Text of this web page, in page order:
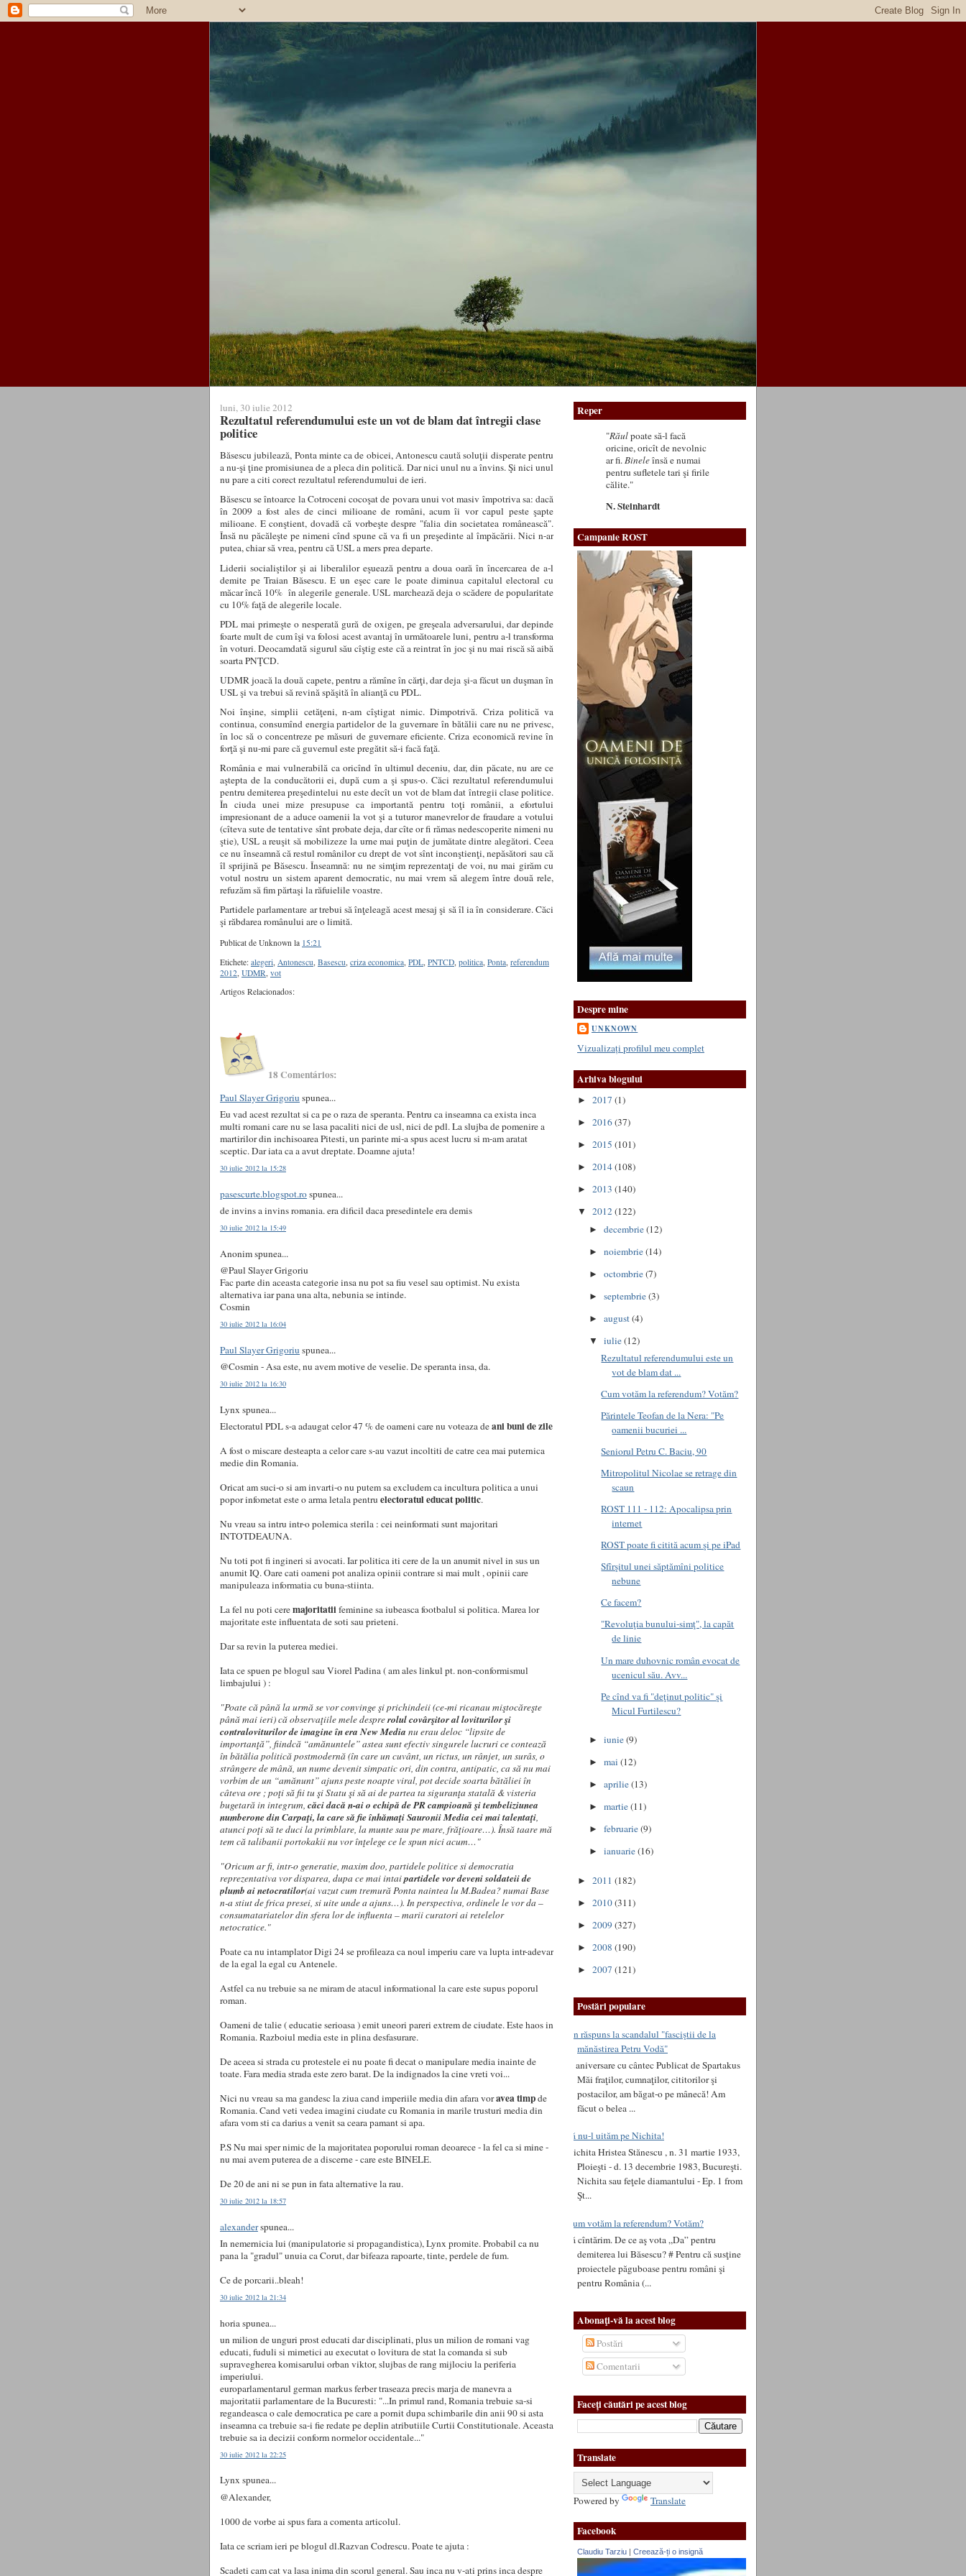
luni, 30 iulie 2012
Rezultatul referendumului este un vot de blam dat întregii clase
politice
Băsescu jubilează, Ponta minte ca de obicei, Antonescu caută soluţii disperate pentru
a nu-şi ţine promisiunea de a pleca din politică. Dar nici unul nu a învins. Şi nici unul
nu pare a citi corect rezultatul referendumului de ieri.
Băsescu se întoarce la Cotroceni cocoşat de povara unui vot masiv împotriva sa: dacă
în 2009 a fost ales de cinci milioane de români, acum îi vor capul peste şapte
milioane. E conştient, dovadă că vorbeşte despre "falia din societatea românească".
Însă nu păcăleşte pe nimeni cînd spune că va fi un preşedinte al împăcării. Nici n-ar
putea, chiar să vrea, pentru că USL a mers prea departe.
Liderii socialiştilor şi ai liberalilor eşuează pentru a doua oară în încercarea de a-l
demite pe Traian Băsescu. E un eşec care le poate diminua capitalul electoral cu
măcar încă 10% în alegerile generale. USL marchează deja o scădere de popularitate
cu 10% faţă de alegerile locale.
PDL mai primeşte o nesperată gură de oxigen, pe greşeala adversarului, dar depinde
foarte mult de cum îşi va folosi acest avantaj în următoarele luni, pentru a-l transforma
în voturi. Deocamdată sigurul său cîştig este că a reintrat în joc şi nu mai riscă să aibă
soarta PNŢCD.
UDMR joacă la două capete, pentru a rămîne în cărţi, dar deja şi-a făcut un duşman în
USL şi va trebui să revină spăşită în alianţă cu PDL.
Noi înşine, simplii cetăţeni, n-am cîştigat nimic. Dimpotrivă. Criza politică va
continua, consumînd energia partidelor de la guvernare în bătălii care nu ne privesc,
în loc să o concentreze pe măsuri de guvernare eficiente. Criza economică revine în
forţă şi nu-mi pare că guvernul este pregătit să-i facă faţă.
România e mai vulnerabilă ca oricînd în ultimul deceniu, dar, din păcate, nu are ce
aştepta de la conducătorii ei, după cum a şi spus-o. Căci rezultatul referendumului
pentru demiterea preşedintelui nu este decît un vot de blam dat întregii clase politice.
În ciuda unei mize presupuse ca importantă pentru toţi românii, a efortului
impresionant de a aduce oamenii la vot şi a tuturor manevrelor de fraudare a votului
(cîteva sute de tentative sînt probate deja, dar cîte or fi rămas nedescoperite nimeni nu
ştie), USL a reuşit să mobilizeze la urne mai puţin de jumătate dintre alegători. Ceea
ce nu înseamnă că restul românilor cu drept de vot sînt inconştienţi, nepăsători sau că
îl sprijină pe Băsescu. Înseamnă: nu ne simţim reprezentaţi de voi, nu mai girăm cu
votul nostru un sistem aparent democratic, nu mai vrem să alegem între două rele,
refuzăm să fim părtaşi la răfuielile voastre.
Partidele parlamentare ar trebui să înţeleagă acest mesaj şi să îl ia în considerare. Căci
şi răbdarea românului are o limită.
Publicat de Unknown la 15:21
Etichete: alegeri Antonescu Basescu criza economica PDL PNTCD politica Ponta referendum
2012 UDMR vot
Artigos Relacionados:
18 Comentários:
Paul Slayer Grigoriu spunea...
Eu vad acest rezultat si ca pe o raza de speranta. Pentru ca inseamna ca exista inca
multi romani care nu se lasa pacaliti nici de usl, nici de pdl. La slujba de pomenire a
martirilor din inchisoarea Pitesti, un parinte mi-a spus acest lucru si m-am aratat
sceptic. Dar iata ca a avut dreptate. Doamne ajuta!
30 iulie 2012 la 15:28
pasescurte.blogspot.rospunea...
de invins a invins romania. era dificil daca presedintele era demis
30 iulie 2012 la 15:49
Anonim spunea...
@Paul Slayer Grigoriu
Fac parte din aceasta categorie insa nu pot sa fiu vesel sau optimist. Nu exista
alternativa iar pana una alta, nebunia se intinde.
Cosmin
30 iulie 2012 la 16:04
Paul Slayer Grigoriu spunea...
@Cosmin - Asa este, nu avem motive de veselie. De speranta insa, da.
30 iulie 2012 la 16:30
Lynx spunea...
Electoratul PDL s-a adaugat celor 47 % de oameni care nu voteaza deani buni de zile
A fost o miscare desteapta a celor care s-au vazut incoltiti de catre cea mai puternica
medie din Romania.
Oricat am suci-o si am invarti-o nu putem sa excludem ca incultura politica a unui
popor infometat este o arma letala pentru electoratul educat politic.
Nu vreau sa intru intr-o polemica sterila : cei neinformati sunt majoritari
INTOTDEAUNA.
Nu toti pot fi ingineri si avocati. Iar politica iti cere de la un anumit nivel in sus un
anumit IQ. Oare cati oameni pot analiza opinii contrare si mai mult , opinii care
manipuleaza informatia cu buna-stiinta.
La fel nu poti ceremajoritatiifeminine sa iubeasca footbalul si politica. Marea lor
majoritate este influentata de soti sau prieteni.
Dar sa revin la puterea mediei.
Iata ce spuen pe blogul sau Viorel Padina ( am ales linkul pt. non-conformismul
limbajului ) :
"Poate că până la urmă se vor convinge şi prichindeii (ce-mi ricanau miştocăreşte
până mai ieri) că observaţiile mele desprerolul covârşitor al loviturilor şi
contraloviturilor de imagine în era New Media nu erau deloc “lipsite de
importanţă”, fiindcă “amănuntele” astea sunt efectiv singurele lucruri ce contează
în bătălia politică postmodernă (în care un cuvânt, un rictus, un rânjet, un surâs, o
strângere de mână, un nume devenit simpatic ori, din contra, antipatic, ca să nu mai
vorbim de un “amănunt” ajuns peste noapte viral, pot decide soarta bătăliei în
câteva ore ; poţi să fii tu şi Statu şi să ai de partea ta siguranţa statală & visteria
bugetară in integrum, căci dacă n-ai o echipă de PR campioană şi tembeliziunea
numberone din Carpaţi, la care să fie înhămaţi Sauronii Media cei mai talentaţi,
atunci poţi să te duci la primblare, la munte sau pe mare, frăţioare…). Însă taare mă
tem că talibanii portokakii nu vor înţelege ce le spun nici acum…"
"Oricum ar fi, intr-o generatie, maxim doo, partidele politice si democratia
reprezentativa vor disparea, dupa ce mai intaipartidele vor deveni soldateii de
plumb ai netocratilor(ai vazut cum tremură Ponta naintea lu M.Badea? numai Base
n-a stiut de frica presei, si uite unde a ajuns…). In perspectiva, ordinele le vor da –
consumatariatelor din sfera lor de influenta – marii curatori ai retelelor
netocratice."
Poate ca nu intamplator Digi 24 se profileaza ca noul imperiu care va lupta intr-adevar
de la egal la egal cu Antenele.
Astfel ca nu trebuie sa ne miram de atacul informational la care este supus poporul
roman.
Oameni de talie ( educatie serioasa ) emit uneori pareri extrem de ciudate. Este haos in
Romania. Razboiul media este in plina desfasurare.
De aceea si strada cu protestele ei nu poate fi decat o manipulare media inainte de
toate. Fara media strada este zero barat. De la indignados la cine vreti voi...
Nici nu vreau sa ma gandesc la ziua cand imperiile media din afara voravea timpde
Romania. Cand veti vedea imagini ciudate cu Romania in marile trusturi media din
afara vom sti ca darius a venit sa ceara pamant si apa.
P.S Nu mai sper nimic de la majoritatea poporului roman deoarece - la fel ca si mine -
nu mai avem puterea de a discerne - care este BINELE.
De 20 de ani ni se pun in fata alternative la rau.
30 iulie 2012 la 18:57
alexanderspunea...
In nemernicia lui (manipulatorie si propagandistica), Lynx promite. Probabil ca nu
pana la "gradul" unuia ca Corut, dar bifeaza rapoarte, tinte, perdele de fum.
Ce de porcarii..bleah!
30 iulie 2012 la 21:34
horia spunea...
un milion de unguri prost educati dar disciplinati, plus un milion de romani vag
educati, fuduli si mimetici au executat o lovitura de stat la comanda si sub
supravegherea komisarului orban viktor, slujbas de rang mijlociu la periferia
imperiului.
europarlamentarul german markus ferber traseaza precis marja de manevra a
majoritatii parlamentare de la Bucuresti: "...In primul rand, Romania trebuie sa-si
regandeasca o cale democratica pe care a pornit dupa schimbarile din anii 90 si asta
inseamna ca trebuie sa-i fie redate pe deplin atributiile Curtii Constitutionale. Aceasta
trebuie sa ia decizii conform normelor occidentale..."
30 iulie 2012 la 22:25
Lynx spunea...
@Alexander,
1000 de vorbe ai spus fara a comenta articolul.
Iata ce scriam ieri pe blogul dl.Razvan Codrescu. Poate te ajuta :
Scadeti cam cat va lasa inima din scorul general. Sau inca nu v-ati prins inca despre
Reper
"Răulpoate să-l facă
oricine, oricît de nevolnic
ar fi.Bineleînsă e numai
pentru sufletele tari şi firile
călite."
N. Steinhardt
Campanie ROST
Despre mine
UNKNOWN
Vizualizați profilul meu complet
Arhiva blogului
► 2017 (1)
► 2016(37)
► 2015 (101)
► 2014(108)
► 2013 (140)
▼ 2012(122)
►decembrie(12)
►noiembrie(14)
►octombrie(7)
►septembrie(3)
►august(4)
▼iulie(12)
Rezultatul referendumului este un
vot de blam dat ...
Cum votăm la referendum? Votăm?
Părintele Teofan de la Nera: "Pe
oamenii bucuriei ...
Seniorul Petru C. Baciu, 90
Mitropolitul Nicolae se retrage din
scaun
ROST 111 - 112: Apocalipsa prin
internet
ROST poate fi citită acum şi pe iPad
Sfîrşitul unei săptămîni politice
nebune
Ce facem?
"Revoluţia bunului-simţ", la capăt
de linie
Un mare duhovnic român evocat de
ucenicul său. Avv...
Pe cînd va fi "deţinut politic" şi
Micul Furtilescu?
►iunie(9)
►mai(12)
►aprilie(13)
►martie(11)
►februarie(9)
►ianuarie(16)
► 2011 (182)
► 2010(311)
► 2009 (327)
► 2008 (190)
► 2007 (121)
Postări populare
Un răspuns la scandalul "fasciştii de la
mănăstirea Petru Vodă"
O aniversare cu cântec Publicat de Spartakus
Măi fraţilor, cumnaţilor, cititorilor şi
postacilor, am băgat-o pe mânecă! Am
făcut o belea ...
Să nu-l uităm pe Nichita!
Nichita Hristea Stănescu , n. 31 martie 1933,
Ploieşti - d. 13 decembrie 1983, Bucureşti.
Nichita sau feţele diamantului - Ep. 1 from
Şt...
Cum votăm la referendum? Votăm?
Să cîntărim. De ce aş vota „Da” pentru
demiterea lui Băsescu? # Pentru că susţine
proiectele păguboase pentru români şi
pentru România (...
Abonaţi-vă la acest blog
Postări
Comentarii
Faceți căutări pe acest blog
Translate
Powered by Translate
Facebook
Claudiu Tarziu | Creează-ți o insignă